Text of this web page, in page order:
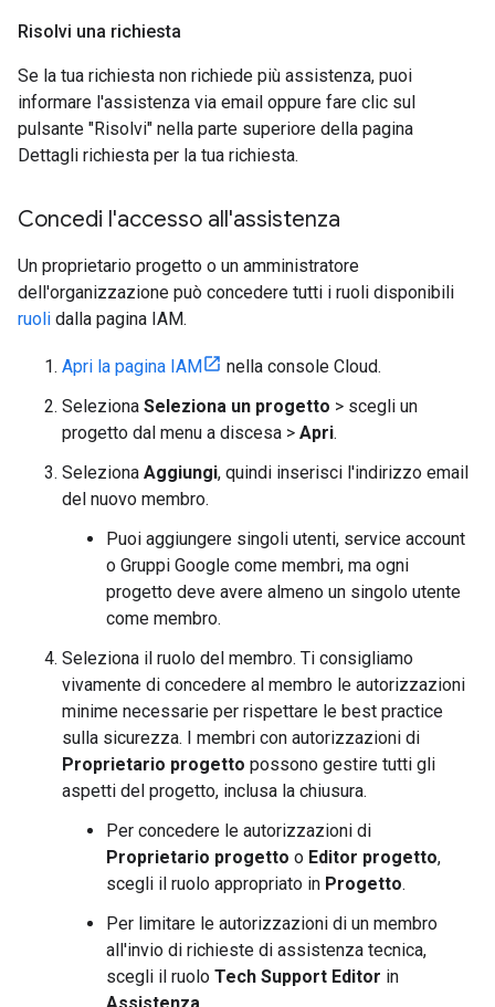
Risolvi una richiesta
Se la tua richiesta non richiede più assistenza, puoi
informare l'assistenza via email oppure fare clic sul
pulsante "Risolvi" nella parte superiore della pagina
Dettagli richiesta per la tua richiesta.
Concedi l'accesso all'assistenza
Un proprietario progetto o un amministratore
dell'organizzazione può concedere tutti i ruoli disponibili
ruoli dalla pagina IAM.
Apri la pagina IAM
nella console Cloud.
Seleziona Seleziona un progetto > scegli un
progetto dal menu a discesa > Apri.
Seleziona Aggiungi, quindi inserisci l'indirizzo email
del nuovo membro.
Puoi aggiungere singoli utenti, service account
o Gruppi Google come membri, ma ogni
progetto deve avere almeno un singolo utente
come membro.
Seleziona il ruolo del membro. Ti consigliamo
vivamente di concedere al membro le autorizzazioni
minime necessarie per rispettare le best practice
sulla sicurezza. I membri con autorizzazioni di
Proprietario progetto possono gestire tutti gli
aspetti del progetto, inclusa la chiusura.
Per concedere le autorizzazioni di
Proprietario progetto o Editor progetto,
scegli il ruolo appropriato in Progetto.
Per limitare le autorizzazioni di un membro
all'invio di richieste di assistenza tecnica,
scegli il ruolo Tech Support Editor in